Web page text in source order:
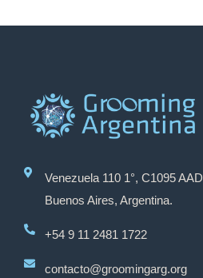
Venezuela 110 1°, C1095 AAD
Buenos Aires, Argentina.
+54 9 11 2481 1722
contacto@groomingarg.org